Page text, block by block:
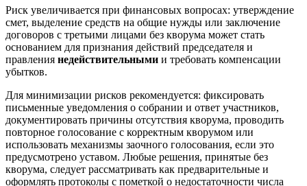
Риск увеличивается при финансовых вопросах: утверждение
смет, выделение средств на общие нужды или заключение
договоров с третьими лицами без кворума может стать
основанием для признания действий председателя и
правления недействительными и требовать компенсации
убытков.
Для минимизации рисков рекомендуется: фиксировать
письменные уведомления о собрании и ответ участников,
документировать причины отсутствия кворума, проводить
повторное голосование с корректным кворумом или
использовать механизмы заочного голосования, если это
предусмотрено уставом. Любые решения, принятые без
кворума, следует рассматривать как предварительные и
оформлять протоколы с пометкой о недостаточности числа